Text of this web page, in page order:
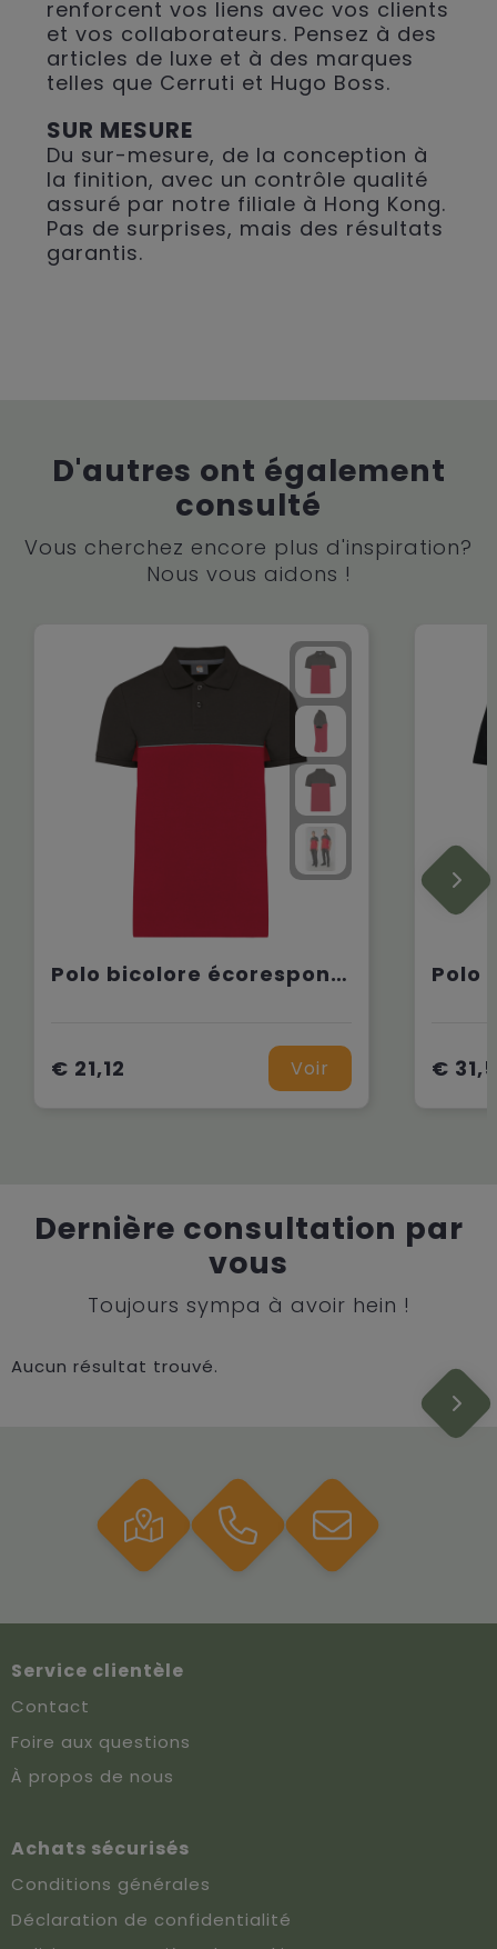
renforcent vos liens avec vos clients
et vos collaborateurs. Pensez à des
articles de luxe et à des marques
telles que Cerruti et Hugo Boss.
SUR MESURE
Du sur-mesure, de la conception à
la finition, avec un contrôle qualité
assuré par notre filiale à Hong Kong.
Pas de surprises, mais des résultats
garantis.
D'autres ont également
consulté
Vous cherchez encore plus d'inspiration?
Nous vous aidons !
Polo bicolore écoresponsable manches courtes unisexe
€ 21,12 Voir €
Dernière consultation par
vous
Toujours sympa à avoir hein !
Aucun résultat trouvé.
Service clientèle
Contact
Foire aux questions
À propos de nous
Achats sécurisés
Conditions générales
Déclaration de confidentialité